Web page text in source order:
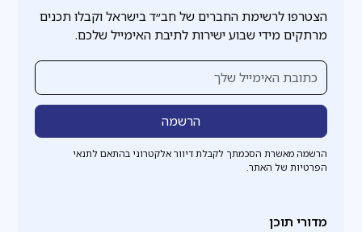
הצטרפו לרשימת החברים של חב״ד בישראל וקבלו תכנים
מרתקים מידי שבוע ישירות לתיבת האימייל שלכם.
הרשמה מאשרת הסכמתך לקבלת דיוור אלקטרוני בהתאם לתנאי
הפרטיות של האתר.
מדורי תוכן